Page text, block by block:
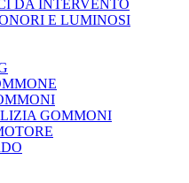
DA INTERVENTO
E LUMINOSI
GOMMONI